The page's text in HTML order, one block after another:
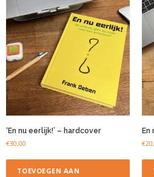
‘En nu eerlijk!’ – hardcover
€30,00
TOEVOEGEN AAN
En
€